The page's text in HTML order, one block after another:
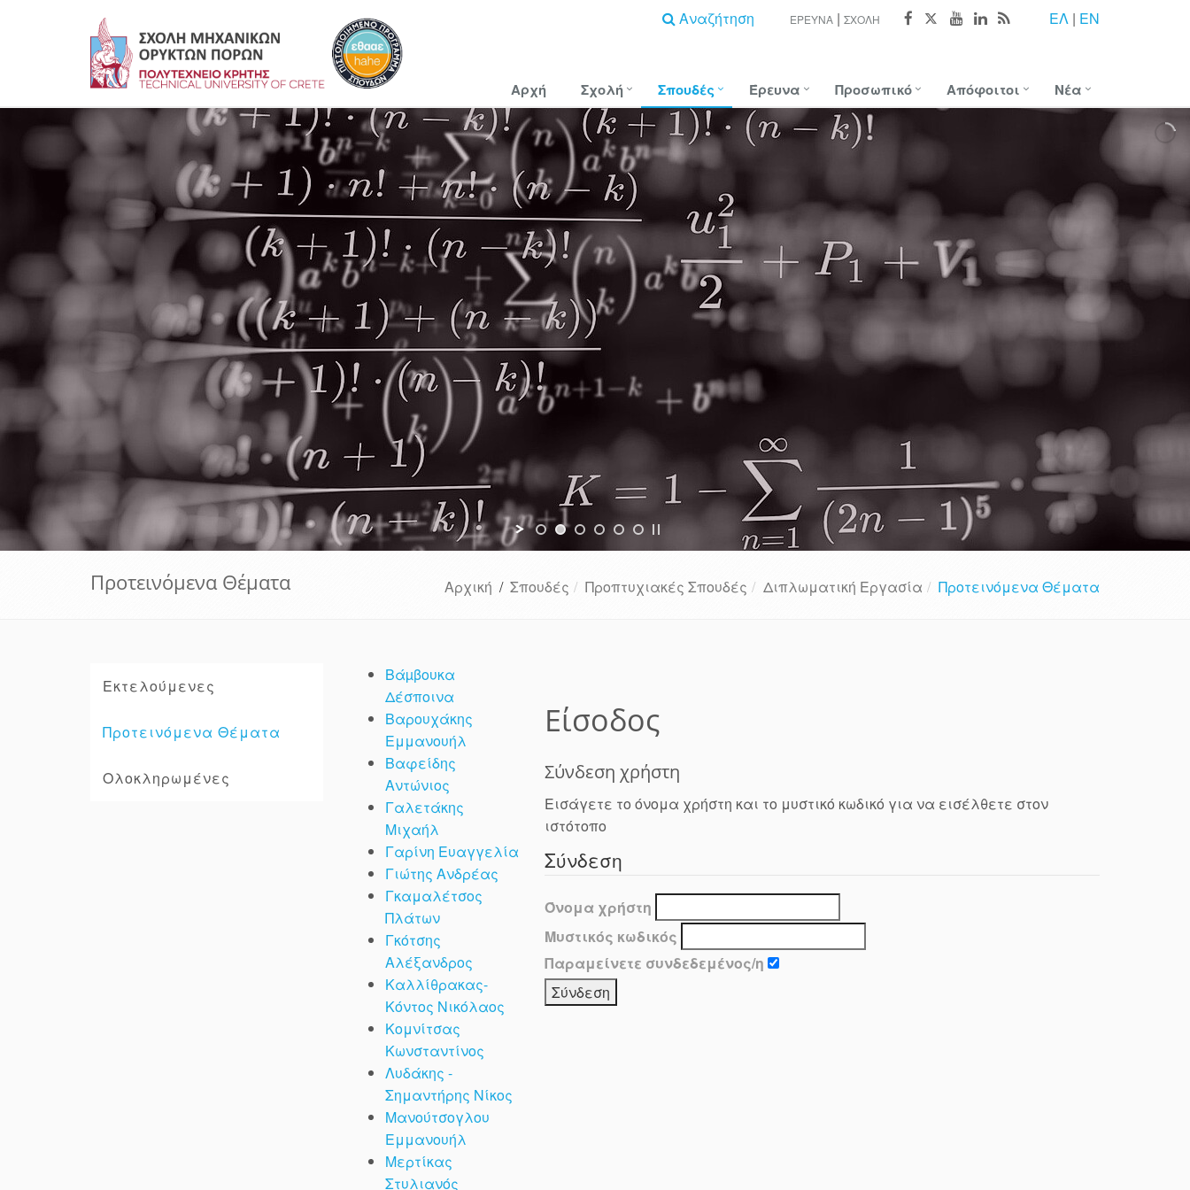
ΕΛ | EN
ΈΡΕΥΝΑ ΣΧΟΛΉ
Αναζήτηση
Αρχή Σχολή Σπουδές Έρευνα Προσωπικό Απόφοιτοι Νέα
Προτεινόμενα Θέματα Αρχική / Σπουδές Προπτυχιακές Σπουδές Διπλωματική Εργασία Προτεινόμενα Θέματα
Εκτελούμενες
Προτεινόμενα Θέματα
Ολοκληρωμένες
Βάµβουκα
Δέσποινα
Βαρουχάκης
Εμμανουήλ
Βαφείδης
Αντώνιος
Γαλετάκης
Μιχαήλ
Γαρίνη Ευαγγελία
Γιώτης Ανδρέας
Γκαμαλέτσος
Πλάτων
Γκότσης
Αλέξανδρος
Καλλίθρακας-
Κόντος Νικόλαος
Κομνίτσας
Κωνσταντίνος
Λυδάκης -
Σημαντήρης Νίκος
Μανούτσογλου
Εμμανουήλ
Μερτίκας
Στυλιανός
Είσοδος
Σύνδεση χρήστη
Εισάγετε το όνομα χρήστη και το μυστικό κωδικό για να εισέλθετε στον
ιστότοπο
Σύνδεση
Όνομα χρήστη
Μυστικός κωδικός
Παραμείνετε συνδεδεμένος/η